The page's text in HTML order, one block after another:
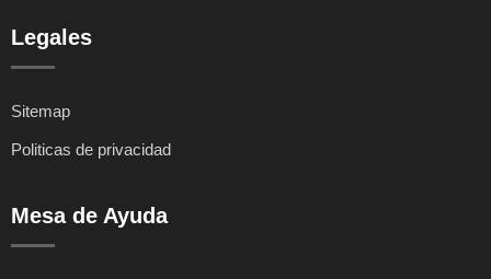
Legales
Sitemap
Politicas de privacidad
Mesa de Ayuda